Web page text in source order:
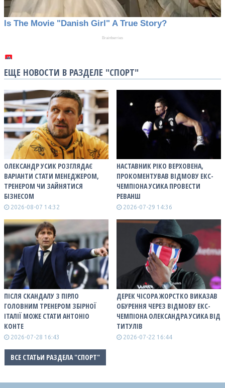
ЕЩЕ НОВОСТИ В РАЗДЕЛЕ "СПОРТ"
ОЛЕКСАНДР УСИК РОЗГЛЯДАЄ
ВАРІАНТИ СТАТИ МЕНЕДЖЕРОМ,
ТРЕНЕРОМ ЧИ ЗАЙНЯТИСЯ
БІЗНЕСОМ
2026-08-07 14:32
НАСТАВНИК РІКО ВЕРХОВЕНА,
ПРОКОМЕНТУВАВ ВІДМОВУ ЕКС-
ЧЕМПІОНА УСИКА ПРОВЕСТИ
РЕВАНШ
2026-07-29 14:36
ПІСЛЯ СКАНДАЛУ З ПІРЛО
ГОЛОВНИМ ТРЕНЕРОМ ЗБІРНОЇ
ІТАЛІЇ МОЖЕ СТАТИ АНТОНІО
КОНТЕ
2026-07-28 16:43
ДЕРЕК ЧІСОРА ЖОРСТКО ВИКАЗАВ
ОБУРЕННЯ ЧЕРЕЗ ВІДМОВУ ЕКС-
ЧЕМПІОНА ОЛЕКСАНДРА УСИКА ВІД
ТИТУЛІВ
2026-07-22 16:44
ВСЕ СТАТЬИ РАЗДЕЛА "СПОРТ"